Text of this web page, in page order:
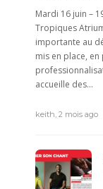
Mardi 16 juin –
Tropiques
importante au
mis en place,
accueille des...
keith 2 mois ago